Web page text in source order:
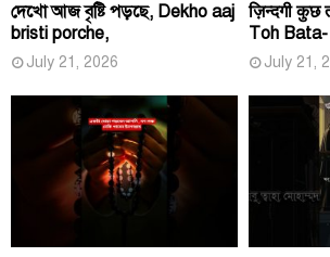
দেখো আজ বৃষ্টি পড়ছে, Dekho aaj
bristi porche,
July 21, 2026
ज़िन्दगी कुछ
Toh Bata-
July 21,